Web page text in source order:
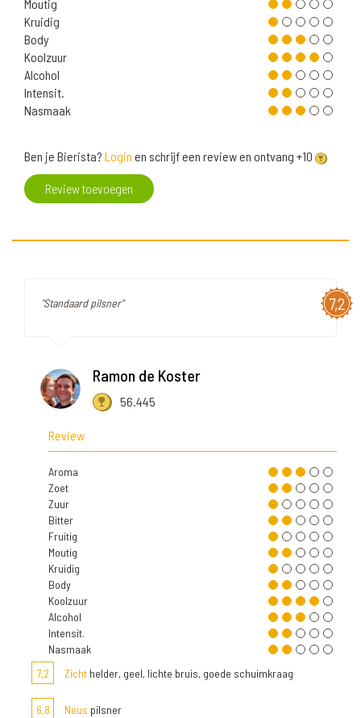
Moutig
Kruidig
Body
Koolzuur
Alcohol
Intensit.
Nasmaak
Ben je Bierista? Login en schrijf een review en ontvang +10
Review toevoegen
7,2
"Standaard pilsner"
Ramon de Koster
56.445
Review
Aroma
Zoet
Zuur
Bitter
Fruitig
Moutig
Kruidig
Body
Koolzuur
Alcohol
Intensit.
Nasmaak
7,2
Zicht helder, geel, lichte bruis, goede schuimkraag
6,8 Neus pilsner